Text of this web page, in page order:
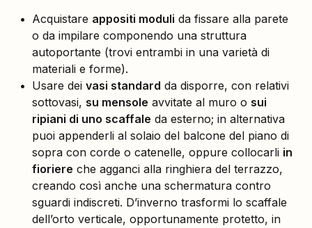
Acquistare appositi moduli da fissare alla parete
o da impilare componendo una struttura
autoportante (trovi entrambi in una varietà di
materiali e forme).
Usare dei vasi standard da disporre, con relativi
sottovasi, su mensole avvitate al muro o sui
ripiani di uno scaffale da esterno; in alternativa
puoi appenderli al solaio del balcone del piano di
sopra con corde o catenelle, oppure collocarli in
fioriere che agganci alla ringhiera del terrazzo,
creando così anche una schermatura contro
sguardi indiscreti. D’inverno trasformi lo scaffale
dell’orto verticale, opportunamente protetto, in